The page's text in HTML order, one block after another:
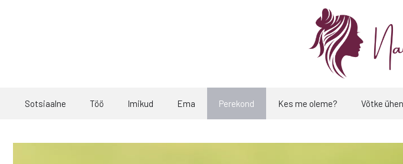
Sotsiaalne Töö Imikud Ema Perekond Kes me oleme? Võtke